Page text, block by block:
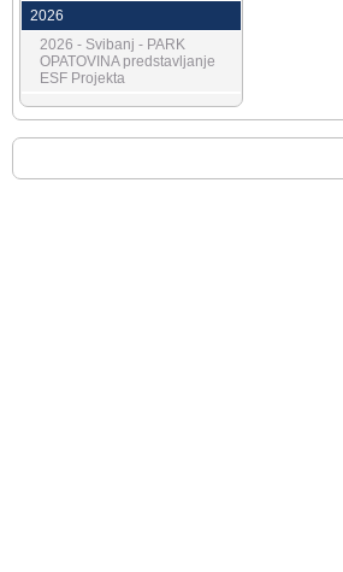
2026
2026 - Svibanj - PARK
OPATOVINA predstavljanje
ESF Projekta